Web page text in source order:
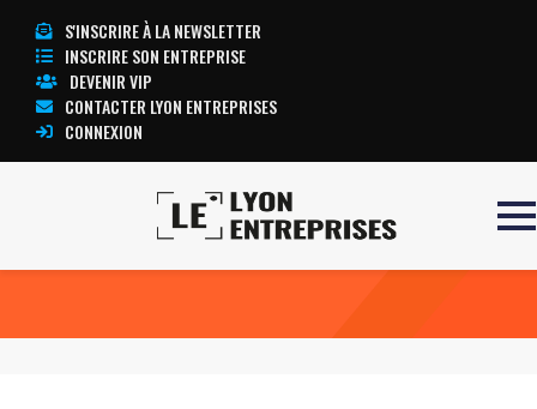
S'INSCRIRE À LA NEWSLETTER
INSCRIRE SON ENTREPRISE
DEVENIR VIP
CONTACTER LYON ENTREPRISES
CONNEXION